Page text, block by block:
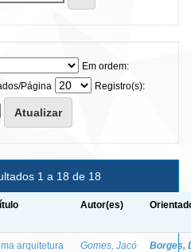
Em ordem:
Página
Registro(s):
1 a 18 de 18
Autor(es)
arquitetura
Gomes, Jacó
Borges,